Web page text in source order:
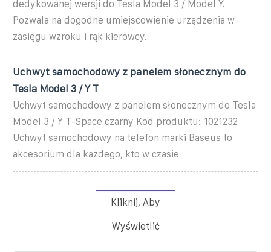
dedykowanej wersji do Tesla Model 3 / Model Y.
Pozwala na dogodne umiejscowienie urządzenia w
zasięgu wzroku i rąk kierowcy.
Uchwyt samochodowy z panelem słonecznym do
Tesla Model 3 / Y T
Uchwyt samochodowy z panelem słonecznym do Tesla
Model 3 / Y T-Space czarny Kod produktu: 1021232
Uchwyt samochodowy na telefon marki Baseus to
akcesorium dla każdego, kto w czasie
Kliknij, Aby
Wyświetlić